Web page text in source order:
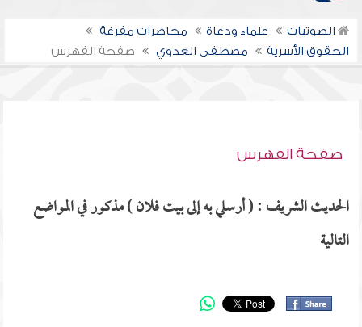
الصوتيات علماء ودعاة
محاضرات مفرغة
الحقوق الأسرية
مصطفى العدوي صفحة الفهرس
صفحة الفهرس
الحديث الشريف : ( أرسلي به إلى بيت فلان ) مذكور في المواضع
التالية